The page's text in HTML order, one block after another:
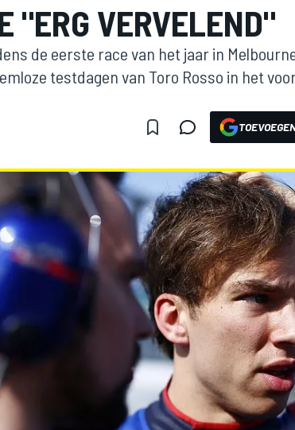
"ERG VERVELEND"
de eerste race van het jaar in
testdagen van Toro Rosso in het